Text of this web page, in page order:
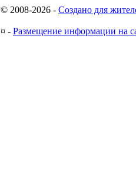
© 2008-2026 - Создано для
¤ - Размещение информации на